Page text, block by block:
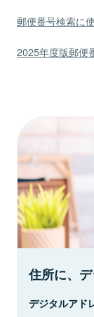
郵便番号検索に
2025年度版郵便
住所に、デ
デジタルアド